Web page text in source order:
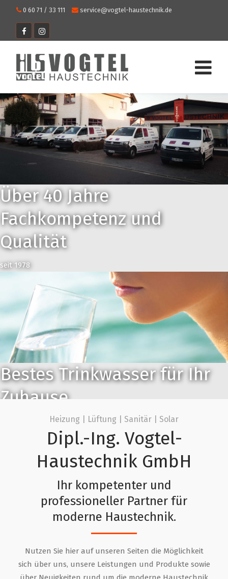
0 60 71 / 33 111 service@vogtel-haustechnik.de
Über 40 Jahre
Fachkompetenz und
Qualität
seit 1978
Bestes Trinkwasser für Ihr
Zuhause
Hochwertige BWT Produkte, installiert vom Fachmann
SOLARWATT MyReserve
Der neue Stromspeicher - Ab sofort verfügbar
Heizung | Lüftung | Sanitär | Solar
Dipl.-Ing. Vogtel-
Haustechnik GmbH
Ihr kompetenter und
professioneller Partner für
moderne Haustechnik.
Nutzen Sie hier auf unseren Seiten die Möglichkeit
sich über uns, unsere Leistungen und Produkte sowie